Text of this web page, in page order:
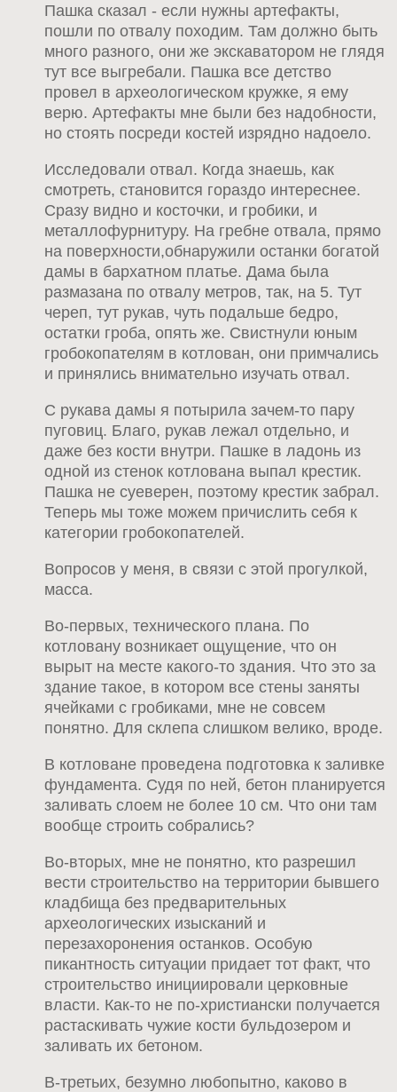
Пашка сказал - если нужны артефакты,
пошли по отвалу походим. Там должно быть
много разного, они же экскаватором не глядя
тут все выгребали. Пашка все детство
провел в археологическом кружке, я ему
верю. Артефакты мне были без надобности,
но стоять посреди костей изрядно надоело.
Исследовали отвал. Когда знаешь, как
смотреть, становится гораздо интереснее.
Сразу видно и косточки, и гробики, и
металлофурнитуру. На гребне отвала, прямо
на поверхности,обнаружили останки богатой
дамы в бархатном платье. Дама была
размазана по отвалу метров, так, на 5. Тут
череп, тут рукав, чуть подальше бедро,
остатки гроба, опять же. Свистнули юным
гробокопателям в котлован, они примчались
и принялись внимательно изучать отвал.
С рукава дамы я потырила зачем-то пару
пуговиц. Благо, рукав лежал отдельно, и
даже без кости внутри. Пашке в ладонь из
одной из стенок котлована выпал крестик.
Пашка не суеверен, поэтому крестик забрал.
Теперь мы тоже можем причислить себя к
категории гробокопателей.
Вопросов у меня, в связи с этой прогулкой,
масса.
Во-первых, технического плана. По
котловану возникает ощущение, что он
вырыт на месте какого-то здания. Что это за
здание такое, в котором все стены заняты
ячейками с гробиками, мне не совсем
понятно. Для склепа слишком велико, вроде.
В котловане проведена подготовка к заливке
фундамента. Судя по ней, бетон планируется
заливать слоем не более 10 см. Что они там
вообще строить собрались?
Во-вторых, мне не понятно, кто разрешил
вести строительство на территории бывшего
кладбища без предварительных
археологических изысканий и
перезахоронения останков. Особую
пикантность ситуации придает тот факт, что
строительство инициировали церковные
власти. Как-то не по-христиански получается
растаскивать чужие кости бульдозером и
заливать их бетоном.
В-третьих, безумно любопытно, каково в